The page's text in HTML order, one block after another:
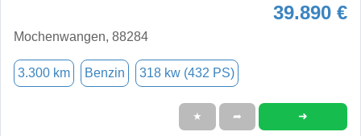
39.890 €
Mochenwangen, 88284
3.300 km Benzin 318 kw (432 PS)
★ ➦ ➜